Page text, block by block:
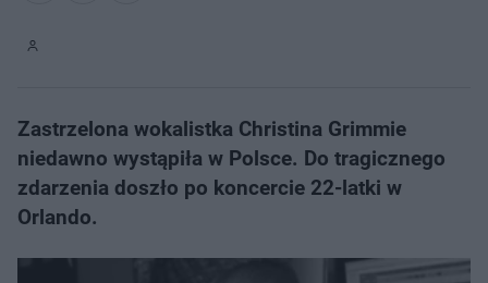
Zastrzelona wokalistka Christina Grimmie
niedawno wystąpiła w Polsce. Do tragicznego
zdarzenia doszło po koncercie 22-latki w
Orlando.